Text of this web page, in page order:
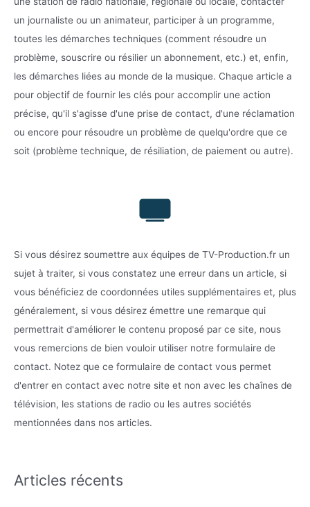
un journaliste ou un animateur, participer à un programme,
toutes les démarches techniques (comment résoudre un
problème, souscrire ou résilier un abonnement, etc.) et, enfin,
les démarches liées au monde de la musique. Chaque article a
pour objectif de fournir les clés pour accomplir une action
précise, qu'il s'agisse d'une prise de contact, d'une réclamation
ou encore pour résoudre un problème de quelqu'ordre que ce
soit (problème technique, de résiliation, de paiement ou autre).
Si vous désirez soumettre aux équipes de TV-Production.fr un
sujet à traiter, si vous constatez une erreur dans un article, si
vous bénéficiez de coordonnées utiles supplémentaires et, plus
généralement, si vous désirez émettre une remarque qui
permettrait d'améliorer le contenu proposé par ce site, nous
vous remercions de bien vouloir utiliser notre formulaire de
contact. Notez que ce formulaire de contact vous permet
d'entrer en contact avec notre site et non avec les chaînes de
télévision, les stations de radio ou les autres sociétés
mentionnées dans nos articles.
Articles récents